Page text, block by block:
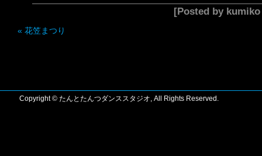
[Posted by kumiko
« 花笠まつり
Copyright © たんとたんつダンススタジオ, All Rights Reserved.